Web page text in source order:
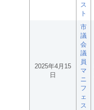
ス
ト
2025年4月15
日
市
議
会
議
員
マ
ニ
フ
ェ
ス